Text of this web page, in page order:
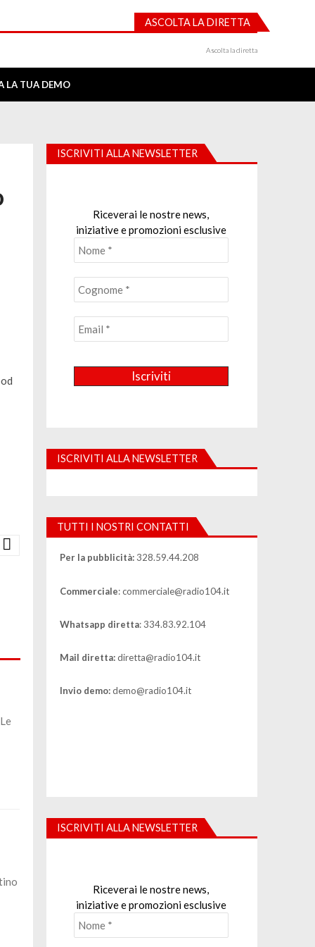
ASCOLTA LA DIRETTA
Ascolta la diretta
LA TUA DEMO
ISCRIVITI ALLA NEWSLETTER
Riceverai le nostre news,
iniziative e promozioni esclusive
ISCRIVITI ALLA NEWSLETTER
TUTTI I NOSTRI CONTATTI
Per la pubblicità:328.59.44.208
Commerciale: commerciale@radio104.it
Whatsapp diretta: 334.83.92.104
Mail diretta:diretta@radio104.it
Invio demo:demo@radio104.it
ISCRIVITI ALLA NEWSLETTER
Riceverai le nostre news,
iniziative e promozioni esclusive